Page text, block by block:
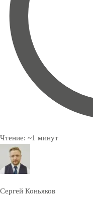
Чтение: ~1 минут
Сергей Коньяков